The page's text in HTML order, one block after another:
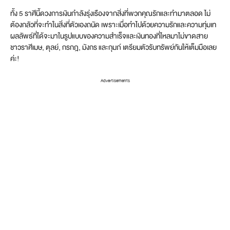
ทั้ง 5 ราศีนี้ดวงการเงินกำลังรุ่งเรืองจากสิ่งที่พวกคุณรักและทำมาตลอด ไม่
ต้องกลัวที่จะทำในสิ่งที่ตัวเองถนัด เพราะเมื่อทำไปด้วยความรักและความทุ่มเท
ผลลัพธ์ที่ได้จะมาในรูปแบบของความสำเร็จและเงินทองที่ไหลมาไม่ขาดสาย
ชาวราศีเมษ, ตุลย์, กรกฎ, มังกร และกุมภ์ เตรียมตัวรับทรัพย์กันให้เต็มมือเลย
ค่ะ!
Advertisements